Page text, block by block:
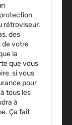
rétroviseur.
des
de votre
la
que vous
si vous
pour
tous les
à
Ça fait